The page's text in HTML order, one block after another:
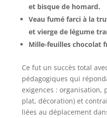
et bisque de homard.
Veau fumé farci à la
et vierge de légume
Mille-feuilles chocolat
Ce fut un succès total
pédagogiques qui
exigences :
plat, décoration) et
liées au déplacement